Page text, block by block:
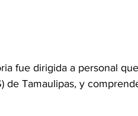
fue dirigida a personal
de Tamaulipas, y